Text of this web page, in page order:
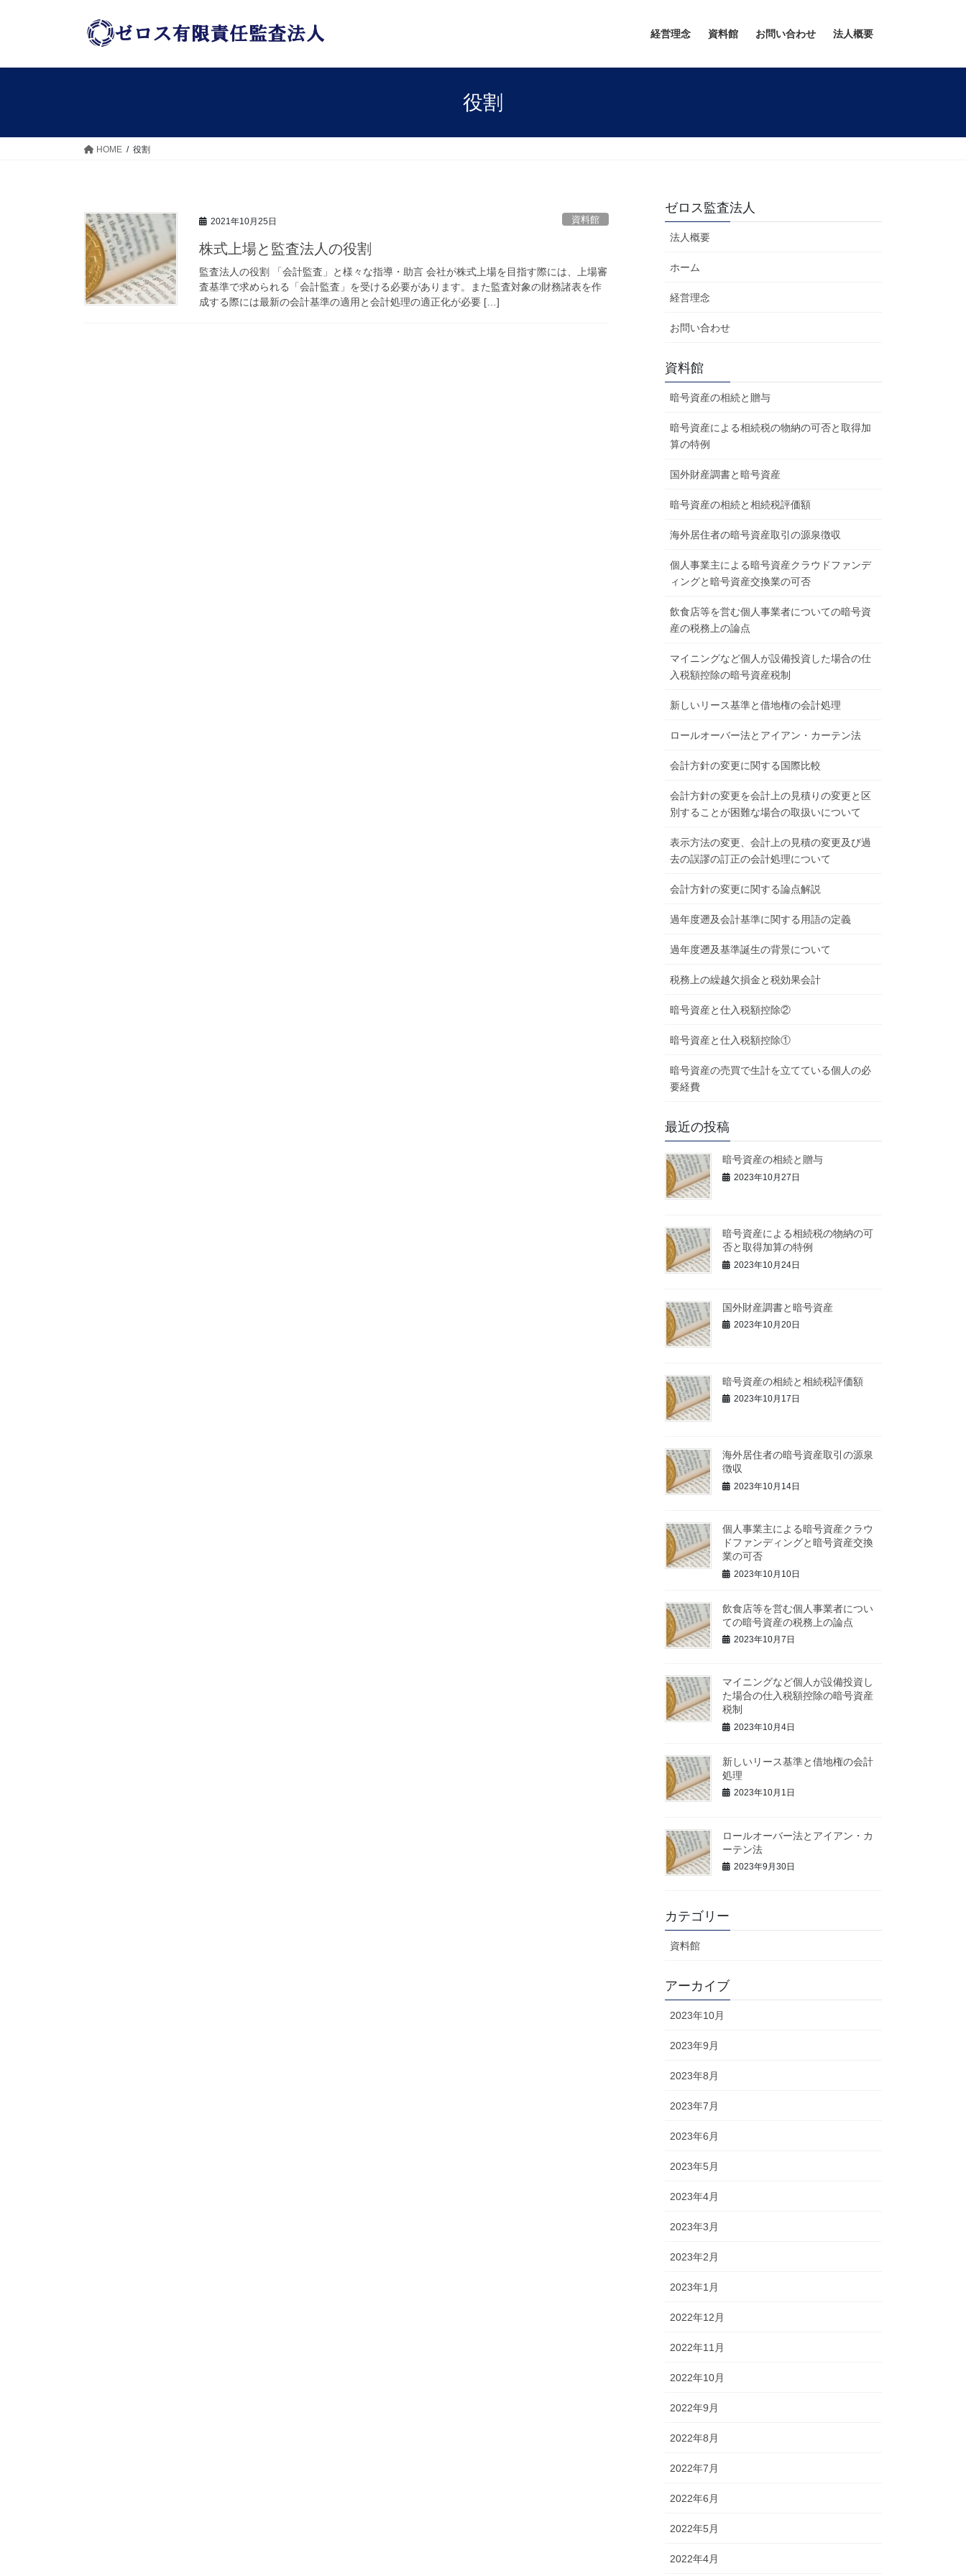
経営理念 資料館 お問い合わせ 法人概要
役割
HOME 役割
2021年10月25日 資料館
株式上場と監査法人の役割
監査法人の役割 「会計監査」と様々な指導・助言 会社が株式上場を目指す際には、上場審
査基準で求められる「会計監査」を受ける必要があります。また監査対象の財務諸表を作
成する際には最新の会計基準の適用と会計処理の適正化が必要 […]
ゼロス監査法人
法人概要
ホーム
経営理念
お問い合わせ
資料館
暗号資産の相続と贈与
暗号資産による相続税の物納の可否と取得加
算の特例
国外財産調書と暗号資産
暗号資産の相続と相続税評価額
海外居住者の暗号資産取引の源泉徴収
個人事業主による暗号資産クラウドファンデ
ィングと暗号資産交換業の可否
飲食店等を営む個人事業者についての暗号資
産の税務上の論点
マイニングなど個人が設備投資した場合の仕
入税額控除の暗号資産税制
新しいリース基準と借地権の会計処理
ロールオーバー法とアイアン・カーテン法
会計方針の変更に関する国際比較
会計方針の変更を会計上の見積りの変更と区
別することが困難な場合の取扱いについて
表示方法の変更、会計上の見積の変更及び過
去の誤謬の訂正の会計処理について
会計方針の変更に関する論点解説
過年度遡及会計基準に関する用語の定義
過年度遡及基準誕生の背景について
税務上の繰越欠損金と税効果会計
暗号資産と仕入税額控除②
暗号資産と仕入税額控除①
暗号資産の売買で生計を立てている個人の必
要経費
最近の投稿
暗号資産の相続と贈与
2023年10月27日
暗号資産による相続税の物納の可
否と取得加算の特例
2023年10月24日
国外財産調書と暗号資産
2023年10月20日
暗号資産の相続と相続税評価額
2023年10月17日
海外居住者の暗号資産取引の源泉
徴収
2023年10月14日
個人事業主による暗号資産クラウ
ドファンディングと暗号資産交換
業の可否
2023年10月10日
飲食店等を営む個人事業者につい
ての暗号資産の税務上の論点
2023年10月7日
マイニングなど個人が設備投資し
た場合の仕入税額控除の暗号資産
税制
2023年10月4日
新しいリース基準と借地権の会計
処理
2023年10月1日
ロールオーバー法とアイアン・カ
ーテン法
2023年9月30日
カテゴリー
資料館
アーカイブ
2023年10月
2023年9月
2023年8月
2023年7月
2023年6月
2023年5月
2023年4月
2023年3月
2023年2月
2023年1月
2022年12月
2022年11月
2022年10月
2022年9月
2022年8月
2022年7月
2022年6月
2022年5月
2022年4月